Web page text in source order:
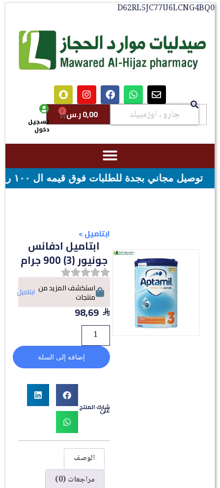
D62RL5JC77U6LCNG4BQ0
0,00 ر.س 0
تسجيل
دخول
قيمه ال ١٠٠ ريال - شحن مجاني لقيمه اكثر من ٢٩٩ ريال
ابتاميل>
ابتاميل ادفانس
جونيور (3) 900 جرام
استكشف المزيد من
منتجات ابتاميل
98,69
إضافة إلى السلة
شارك المنتج
على
الوصف
مراجعات (0)